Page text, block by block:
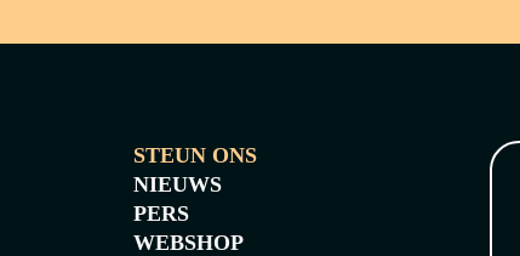
STEUN ONS
NIEUWS
PERS
WEBSHOP